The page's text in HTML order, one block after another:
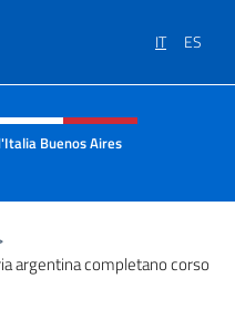
IT ES
e menù
Buenos Aires
argentina completano corso